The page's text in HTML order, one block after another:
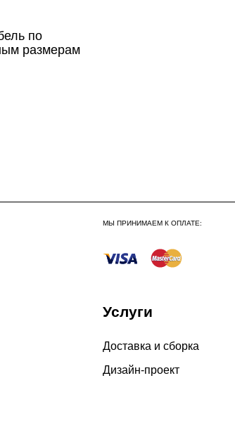
Сборка по
По Москве
по
размерам
МЫ ПРИНИМАЕМ К ОПЛАТЕ:
Услуги
Доставка и сборка
Дизайн-проект